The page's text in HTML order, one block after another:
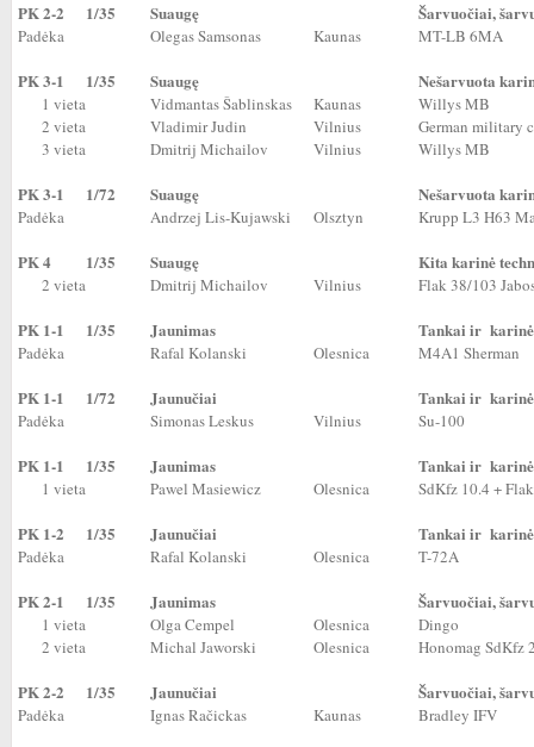
PK 2-2 1/35 Suaugę Šarvuočiai,
Padėka Olegas Samsonas Kaunas MT-LB 6MA
PK 3-1 1/35 Suaugę Nešarvuota
1 vieta Vidmantas Šablinskas Kaunas
Willys MB
2 vieta
Vladimir Judin Vilnius
German military
3 vieta
Dmitrij Michailov Vilnius Willys MB
PK 3-1 1/72 Suaugę Nešarvuota
Padėka Andrzej Lis-Kujawski Olsztyn Krupp L3 H63
PK 4 1/35 Suaugę Kita karinė
2 vieta Dmitrij Michailov Vilnius Flak 38/103
PK 1-1 1/35 Jaunimas Tankai ir karinė
Padėka Rafal Kolanski Olesnica M4A1 Sherman
PK 1-1 1/72 Jaunučiai Tankai ir karinė
Padėka Simonas Leskus Vilnius Su-100
PK 1-1 1/35 Jaunimas Tankai ir karinė
1 vieta Pawel Masiewicz Olesnica SdKfz 10.4 + Flak
PK 1-2 1/35 Jaunučiai Tankai ir karinė
Padėka Rafal Kolanski Olesnica T-72A
PK 2-1 1/35 Jaunimas Šarvuočiai,
1 vieta Olga Cempel Olesnica
Dingo
2 vieta
Michal Jaworski Olesnica Honomag SdKfz
PK 2-2 1/35 Jaunučiai Šarvuočiai,
Padėka Ignas Račickas Kaunas Bradley IFV